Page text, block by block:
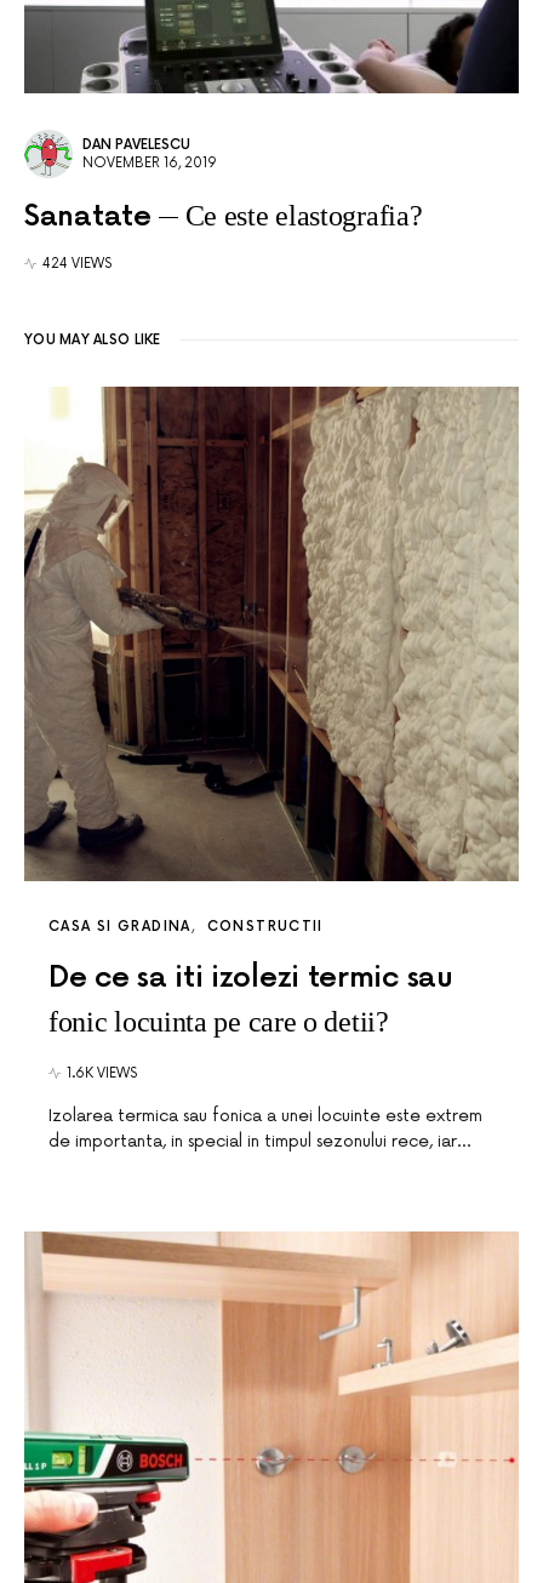
DAN PAVELESCU
NOVEMBER 16, 2019
Sanatate Ce este elastografia?
424 VIEWS
YOU MAY ALSO LIKE
CASA SI GRADINA CONSTRUCTII
De ce sa iti izolezi termic sau
fonic locuinta pe care o detii?
1.6K VIEWS
Izolarea termica sau fonica a unei locuinte este extrem
de importanta, in special in timpul sezonului rece, iar…